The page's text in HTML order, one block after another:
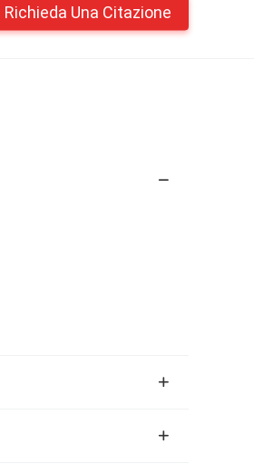
Richieda Una Citazione